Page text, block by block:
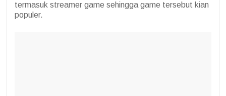
termasuk streamer game sehingga game tersebut kian
populer.